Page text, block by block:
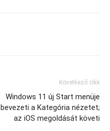
Következő cikk
Windows 11 új Start menüje
bevezeti a Kategória nézetet;
az iOS megoldását követi